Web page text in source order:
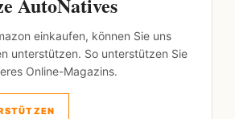
einkaufen, können Sie uns
unterstützen. So unterstützen Sie
Online-Magazins.